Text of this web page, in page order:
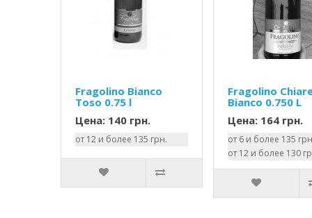
Fragolino Bianco
Toso 0.75 l
Цена: 140 грн.
от 12 и более 135 грн.
Fragolino
Bianco 0.750 L
Цена: 164 грн.
от 6 и более 135
от 12 и более 130